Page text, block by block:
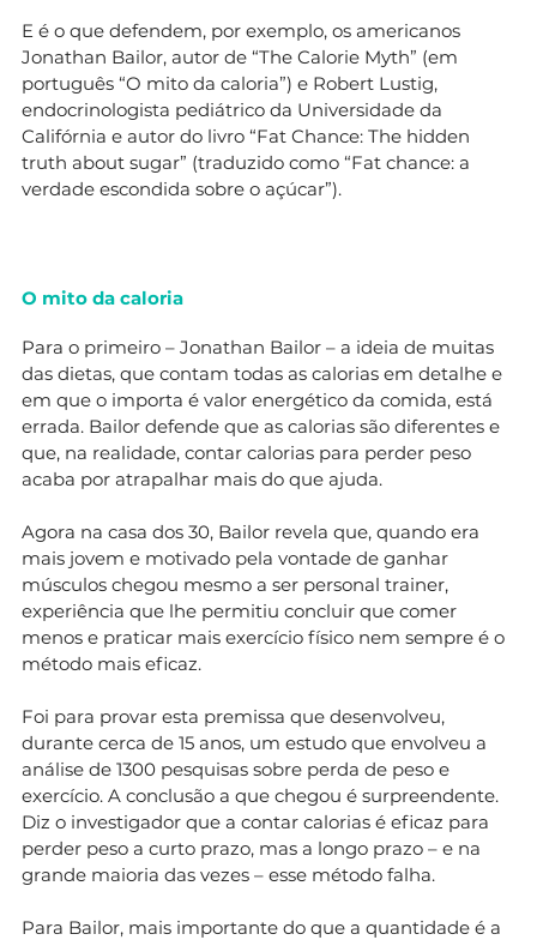
E é o que defendem, por exemplo, os americanos
Jonathan Bailor, autor de “The Calorie Myth” (em
português “O mito da caloria”) e Robert Lustig,
endocrinologista pediátrico da Universidade da
Califórnia e autor do livro “Fat Chance: The hidden
truth about sugar” (traduzido como “Fat chance: a
verdade escondida sobre o açúcar”).
O mito da caloria
Para o primeiro – Jonathan Bailor – a ideia de muitas
das dietas, que contam todas as calorias em detalhe e
em que o importa é valor energético da comida, está
errada. Bailor defende que as calorias são diferentes e
que, na realidade, contar calorias para perder peso
acaba por atrapalhar mais do que ajuda.
Agora na casa dos 30, Bailor revela que, quando era
mais jovem e motivado pela vontade de ganhar
músculos chegou mesmo a ser personal trainer,
experiência que lhe permitiu concluir que comer
menos e praticar mais exercício físico nem sempre é o
método mais eficaz.
Foi para provar esta premissa que desenvolveu,
durante cerca de 15 anos, um estudo que envolveu a
análise de 1300 pesquisas sobre perda de peso e
exercício. A conclusão a que chegou é surpreendente.
Diz o investigador que a contar calorias é eficaz para
perder peso a curto prazo, mas a longo prazo – e na
grande maioria das vezes – esse método falha.
Para Bailor, mais importante do que a quantidade é a